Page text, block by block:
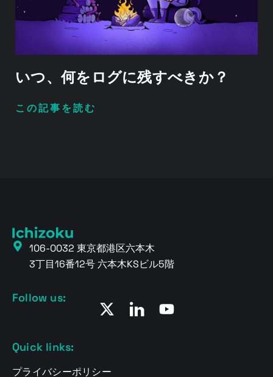
いつ、何をログに残すべきか？
この記事を読む
106-0032 東京都港区六本木
3丁目16番12号 六本木KSビル5階
Quick links:
プライバシーポリシー
Follow us: